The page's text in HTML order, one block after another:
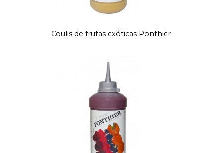
Coulis de frutas exóticas Ponthier